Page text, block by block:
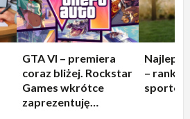
GTA VI – premiera
coraz bliżej. Rockstar
Games wkrótce
zaprezentuję
–